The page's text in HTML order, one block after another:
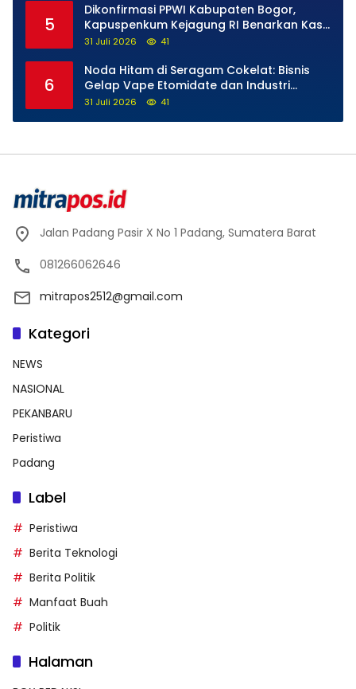
5
Dikonfirmasi PPWI Kabupaten Bogor,
Kapuspenkum Kejagung RI Benarkan Kasi
Pidsus Kejari Kabupaten Bogor Jalani
31 Juli 2026 41
6
Noda Hitam di Seragam Cokelat: Bisnis
Gelap Vape Etomidate dan Industri
Pemerasan di Jantung Kepolisian
31 Juli 2026 41
Jalan Padang Pasir X No 1 Padang, Sumatera Barat
081266062646
mitrapos2512@gmail.com
Kategori
NEWS
NASIONAL
PEKANBARU
Peristiwa
Padang
Label
Peristiwa
Berita Teknologi
Berita Politik
Manfaat Buah
Politik
Halaman